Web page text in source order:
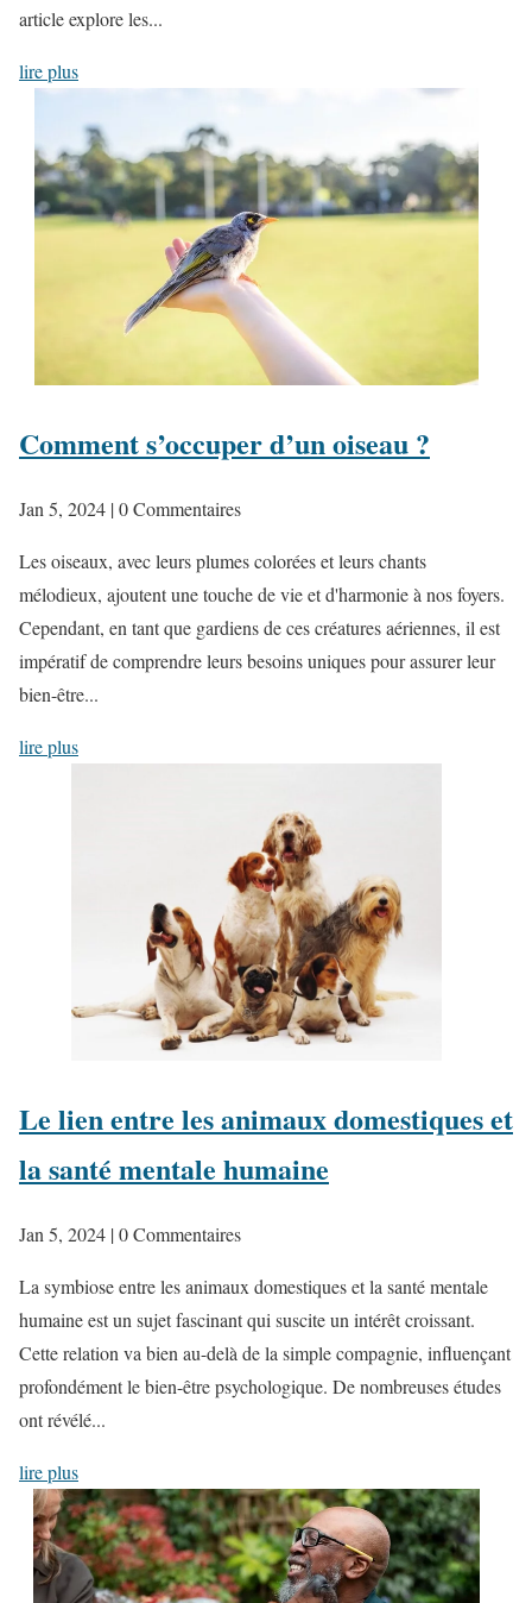
article explore les...
lire plus
Comment s’occuper d’un oiseau ?
Jan 5, 2024 | 0 Commentaires
Les oiseaux, avec leurs plumes colorées et leurs chants
mélodieux, ajoutent une touche de vie et d'harmonie à nos foyers.
Cependant, en tant que gardiens de ces créatures aériennes, il est
impératif de comprendre leurs besoins uniques pour assurer leur
bien-être...
lire plus
Le lien entre les animaux domestiques et
la santé mentale humaine
Jan 5, 2024 | 0 Commentaires
La symbiose entre les animaux domestiques et la santé mentale
humaine est un sujet fascinant qui suscite un intérêt croissant.
Cette relation va bien au-delà de la simple compagnie, influençant
profondément le bien-être psychologique. De nombreuses études
ont révélé...
lire plus